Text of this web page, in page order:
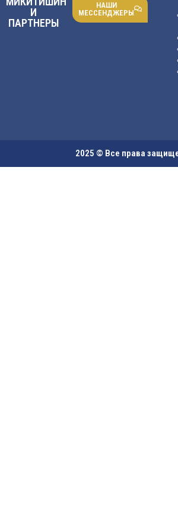
И
ПАРТНЕРЫ
НАШИ
МЕССЕНДЖЕРЫ
2025 © Все права